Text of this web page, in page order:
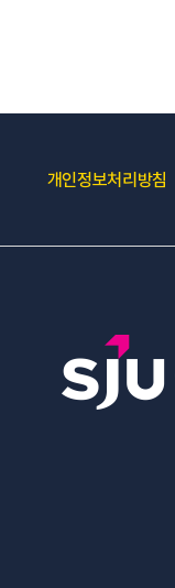
개인정보처리방침